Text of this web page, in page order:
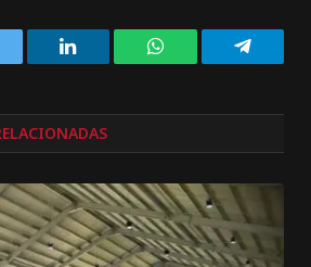
LinkedIn WhatsApp